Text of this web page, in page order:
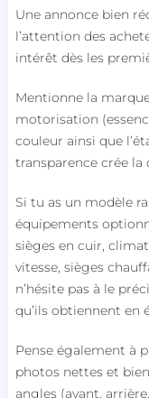
Une annonce bien
l’attention des
intérêt dès les
Mentionne la
motorisation
couleur ainsi que
transparence crée la
Si tu as un modèle
équipements
sièges en cuir,
vitesse, sièges
n’hésite pas à le
qu’ils obtiennent en
Pense également à
photos nettes et
angles (avant,